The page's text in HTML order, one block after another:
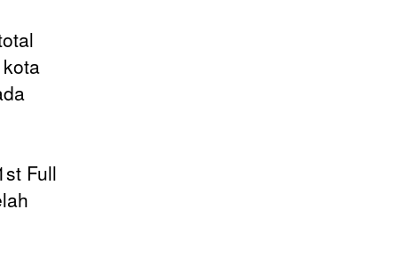
Full